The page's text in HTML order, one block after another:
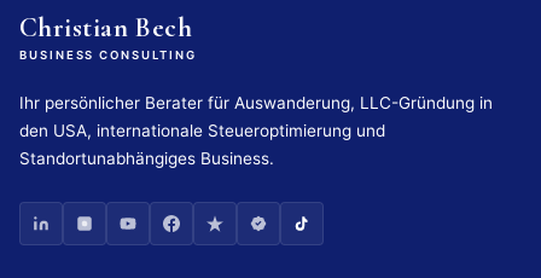
Christian Bech
BUSINESS CONSULTING
Ihr persönlicher Berater für Auswanderung, LLC-Gründung in
den USA, internationale Steueroptimierung und
Standortunabhängiges Business.